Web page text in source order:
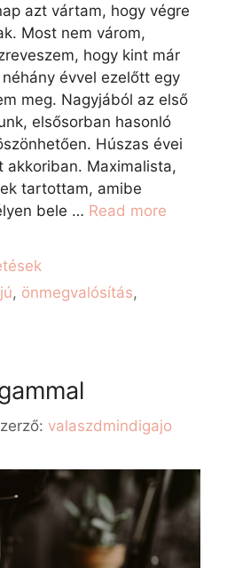
azt vártam, hogy végre
Most nem várom,
hogy kint már
évvel ezelőtt egy
meg. Nagyjából az első
elsősorban hasonló
Húszas évei
akkoriban. Maximalista,
tartottam, amibe
bele … Read more
, önmegvalósítás,
valaszdmindigajo